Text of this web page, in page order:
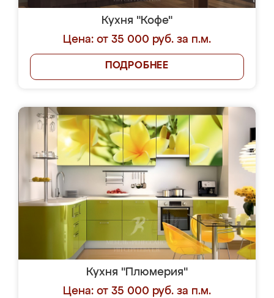
Кухня "Кофе"
Цена: от 35 000 руб. за п.м.
ПОДРОБНЕЕ
Кухня "Плюмерия"
Цена: от 35 000 руб. за п.м.